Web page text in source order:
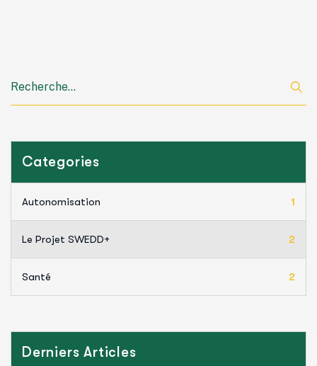
Categories
Autonomisation 1
Le Projet SWEDD+ 2
Santé 2
Derniers Articles